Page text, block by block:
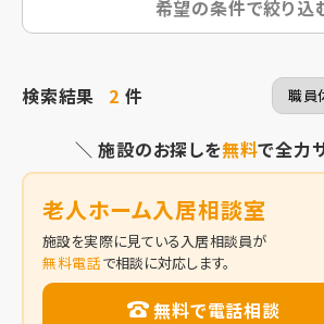
希望の条件で絞り込
検索結果 2 件
＼ 施設のお探しを無料で全力
老人ホーム入居相談室
施設を実際に見ている入居相談員が
無料電話で相談に対応します。
無料で電話相談